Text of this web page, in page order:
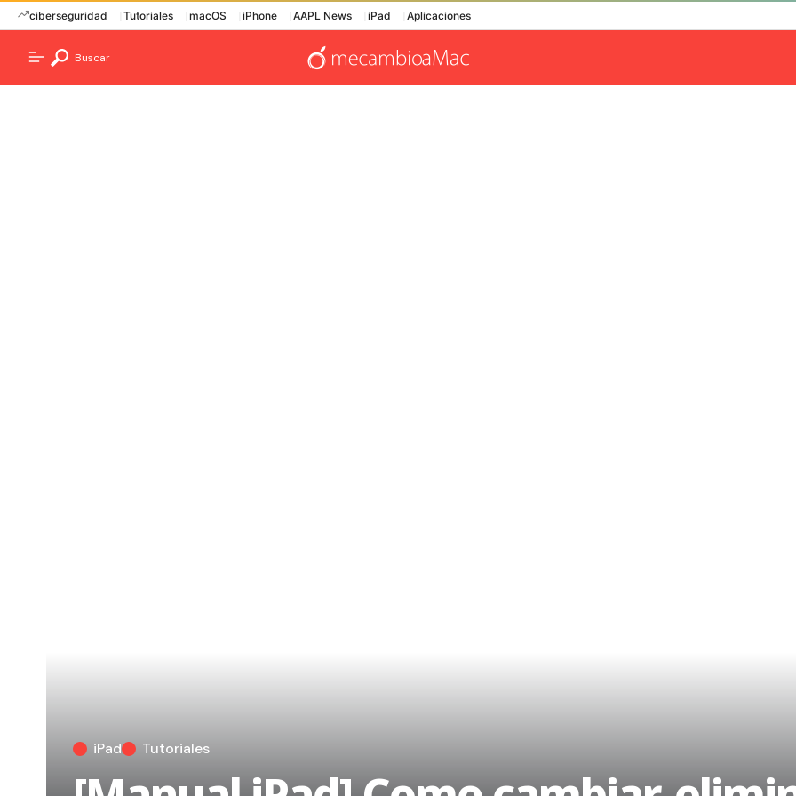
ciberseguridad Tutoriales macOS iPhone AAPL News iPad Aplicaciones
Buscar
iPad Tutoriales